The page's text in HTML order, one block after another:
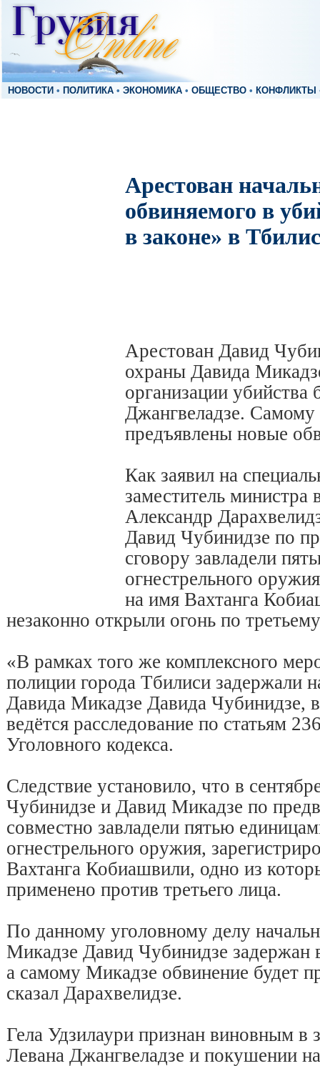
НОВОСТИ • ПОЛИТИКА • ЭКОНОМИКА • ОБЩЕСТВО • КОНФЛИКТЫ
Арестован
обвиняемого в
в законе» в
Арестован Давид
охраны Давида
организации убийства
Джангвеладзе.
предъявлены новые
Как заявил на
заместитель министра
Александр
Давид Чубинидзе по
сговору завладели
огнестрельного
на имя Вахтанга
незаконно открыли огонь по
«В рамках того же комплексного
полиции города Тбилиси задержали
Давида Микадзе Давида Чубинидзе,
ведётся расследование по статьям
Уголовного кодекса.
Следствие установило, что в
Чубинидзе и Давид Микадзе по
совместно завладели пятью
огнестрельного оружия,
Вахтанга Кобиашвили, одно из
применено против третьего лица.
По данному уголовному делу
Микадзе Давид Чубинидзе задержан
а самому Микадзе обвинение будет
сказал Дарахвелидзе.
Гела Удзилаури признан виновным в
Левана Джангвеладзе и покушении